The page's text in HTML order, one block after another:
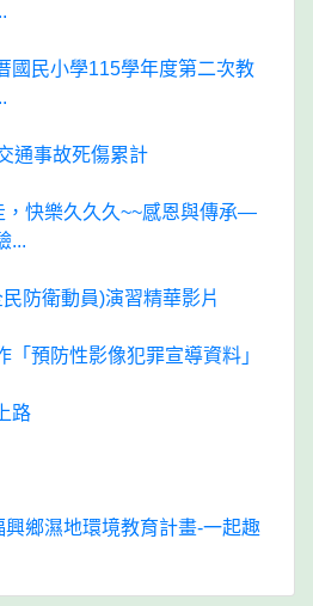
國民小學115學年度第二次教
通事故死傷累計
，快樂久久久~~感恩與傳承—
...
防衛動員)演習精華影片
「預防性影像犯罪宣導資料」
路
鄉濕地環境教育計畫-一起趣